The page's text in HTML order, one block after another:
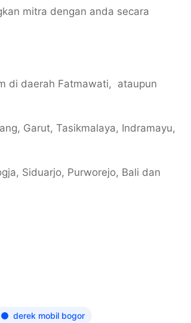
mitra dengan anda secara
di daerah Fatmawati, ataupun
Garut, Tasikmalaya, Indramayu,
Siduarjo, Purworejo, Bali dan
derek mobil bogor